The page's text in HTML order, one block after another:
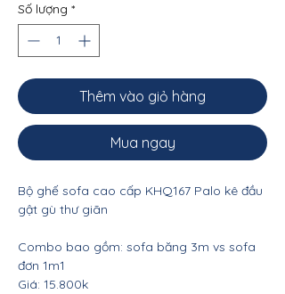
Số lượng *
Thêm vào giỏ hàng
Mua ngay
Bộ ghế sofa cao cấp KHQ167 Palo kê đầu
gật gù thư giãn
Combo bao gồm: sofa băng 3m vs sofa
đơn 1m1
Giá: 15.800k